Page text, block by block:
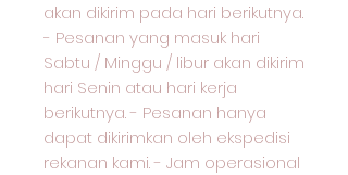
akan dikirim pada hari berikutnya.
- Pesanan yang masuk hari
Sabtu / Minggu / libur akan dikirim
hari Senin atau hari kerja
berikutnya. - Pesanan hanya
dapat dikirimkan oleh ekspedisi
rekanan kami. - Jam operasional